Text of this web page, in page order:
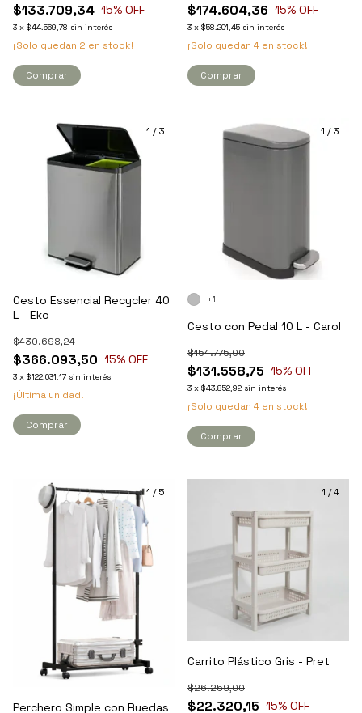
$133.709,34 15% OFF
3 x $44.569,78 sin interés
¡Solo quedan 2 en stock!
Comprar
$174.604,36 15% OFF
3 x $58.201,45 sin interés
¡Solo quedan 4 en stock!
Comprar
1 /3
Cesto Essencial Recycler 40
L - Eko
$366.093,50
$430.698,24
15% OFF
3 x $122.031,17 sin interés
¡Última unidad!
1 /3
Cesto con Pedal 10 L - Carol
$131.558,75
$154.775,00
15% OFF
3 x $43.852,92 sin interés
¡Solo quedan 4 en stock!
+1
Comprar
1 /5
Perchero Simple con Ruedas
1 /4
Carrito Plástico Gris - Pret
$22.320,15
$26.259,00
15% OFF